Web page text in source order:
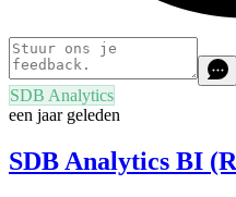
SDB Analytics
een jaar geleden
SDB Analytics BI